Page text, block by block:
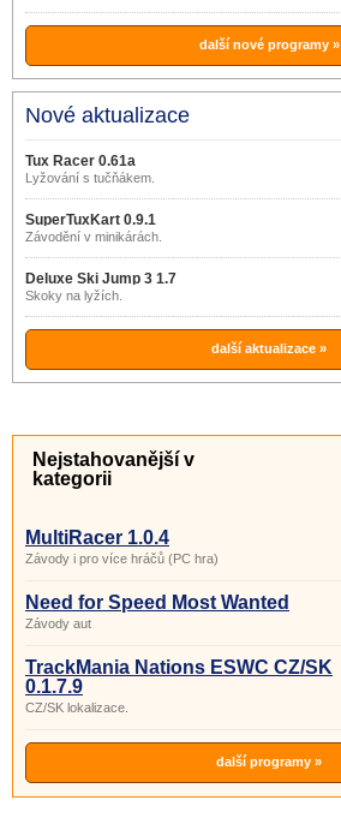
další nové programy »
Nové aktualizace
Tux Racer 0.61a
Lyžování s tučňákem.
SuperTuxKart 0.9.1
Závodění v minikárách.
Deluxe Ski Jump 3 1.7
Skoky na lyžích.
další aktualizace »
Nejstahovanější v
kategorii
MultiRacer 1.0.4
Závody i pro více hráčů (PC hra)
Need for Speed Most Wanted
Závody aut
TrackMania Nations ESWC CZ/SK
0.1.7.9
CZ/SK lokalizace.
další programy »